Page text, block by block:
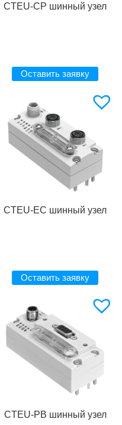
CTEU-CP шинный узел
Оставить заявку
CTEU-EC шинный узел
Оставить заявку
CTEU-PB шинный узел